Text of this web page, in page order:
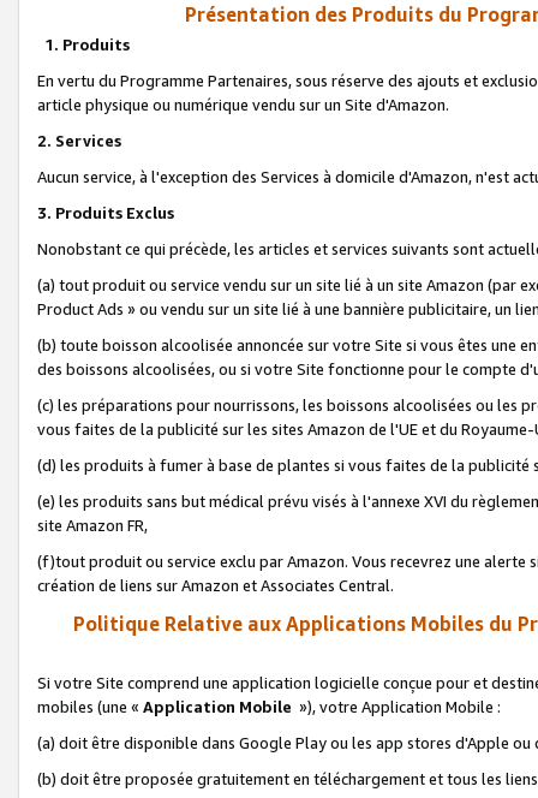
Présentation des Produits du
1. Produits
En vertu du Programme Partenaires, sous réserve des ajouts et
article physique ou numérique vendu sur un Site d'Amazon.
2. Services
Aucun service, à l'exception des Services à domicile d'Amazon, n'est
3. Produits Exclus
Nonobstant ce qui précède, les articles et services suivants sont
(a) tout produit ou service vendu sur un site lié à un site Amazon (par
Product Ads » ou vendu sur un site lié à une bannière publicitaire, un
(b) toute boisson alcoolisée annoncée sur votre Site si vous êtes une
des boissons alcoolisées, ou si votre Site fonctionne pour le compte
(c) les préparations pour nourrissons, les boissons alcoolisées ou les
vous faites de la publicité sur les sites Amazon de l'UE et du Royaume-
(d) les produits à fumer à base de plantes si vous faites de la publicité
(e) les produits sans but médical prévu visés à l'annexe XVI du
site Amazon FR,
(f)tout produit ou service exclu par Amazon. Vous recevrez une alerte
création de liens sur Amazon et Associates Central.
Politique Relative aux Applications Mobiles du
Si votre Site comprend une application logicielle conçue pour et
mobiles (une « Application Mobile »), votre Application Mobile :
(a) doit être disponible dans Google Play ou les app stores d'Apple ou
(b) doit être proposée gratuitement en téléchargement et tous les